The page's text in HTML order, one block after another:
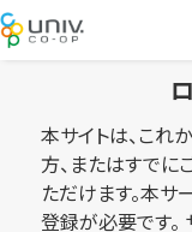
本サイトは、こ
方、またはすで
ただけます。本サ
登録が必要です。